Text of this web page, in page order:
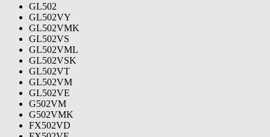
GL502
GL502VY
GL502VMK
GL502VS
GL502VML
GL502VSK
GL502VT
GL502VM
GL502VE
G502VM
G502VMK
FX502VD